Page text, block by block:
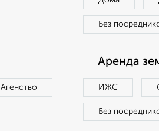
Без
Агенство
Аренда
ИЖС
Без